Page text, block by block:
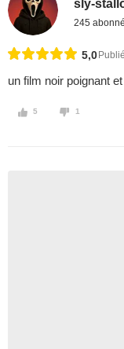
sly-
245
5,0
un film noir poignant
5 1